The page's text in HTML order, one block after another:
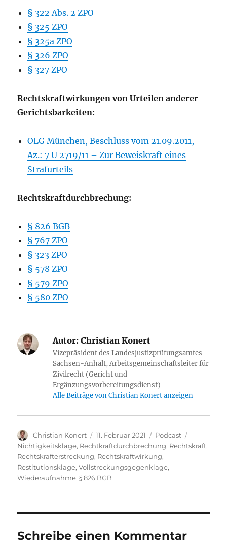
§ 322 Abs. 2 ZPO
§ 325 ZPO
§ 325a ZPO
§ 326 ZPO
§ 327 ZPO
Rechtskraftwirkungen von Urteilen anderer
Gerichtsbarkeiten:
OLG München, Beschluss vom 21.09.2011,
Az.: 7 U 2719/11 – Zur Beweiskraft eines
Strafurteils
Rechtskraftdurchbrechung:
§ 826 BGB
§ 767 ZPO
§ 323 ZPO
§ 578 ZPO
§ 579 ZPO
§ 580 ZPO
Autor: Christian Konert
Vizepräsident des Landesjustizprüfungsamtes
Sachsen-Anhalt, Arbeitsgemeinschaftsleiter für
Zivilrecht (Gericht und
Ergänzungsvorbereitungsdienst)
Alle Beiträge von Christian Konert anzeigen
Autor
Christian Konert
Veröffentlicht
am
11. Februar 2021 Kategorien
Podcast
Nichtigkeitsklage, Rechtkraftdurchbrechung, Rechtskraft,
Rechtskrafterstreckung, Rechtskraftwirkung,
Restitutionsklage,Vollstreckungsgegenklage,
Wiederaufnahme,§ 826 BGB
Schreibe einen Kommentar